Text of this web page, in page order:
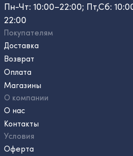
Пн-Чт: 10:00–22:00; Пт,Сб:
22:00
Покупателям
Доставка
Возврат
Оплата
Магазины
О компании
О нас
Контакты
Условия
Оферта